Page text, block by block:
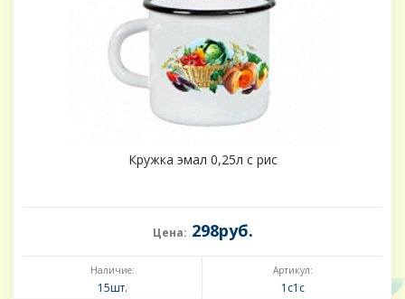
Кружка эмал 0,25л с рис
Цена: 298руб.
Наличие:
15шт.
Артикул:
1с1с